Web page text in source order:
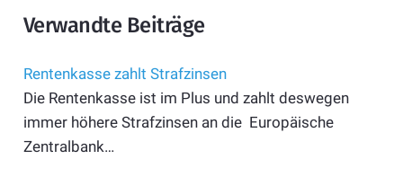
Verwandte Beiträge
Rentenkasse zahlt Strafzinsen
Die Rentenkasse ist im Plus und zahlt deswegen
immer höhere Strafzinsen an die Europäische
Zentralbank…